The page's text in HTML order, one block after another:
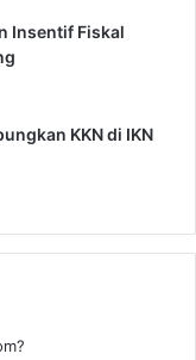
Insentif Fiskal
KKN di IKN